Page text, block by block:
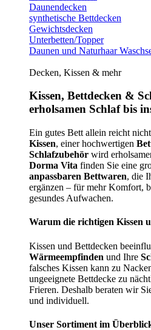
Daunendecken
synthetische Bettdecken
Gewichtsdecken
Unterbetten/Topper
Daunen und Naturhaar
Decken, Kissen & mehr
Kissen, Bettdecken &
erholsamen Schlaf bis
Ein gutes Bett allein reicht
Kissen, einer hochwertigen
Schlafzubehör wird
Dorma Vita finden Sie eine
anpassbaren Bettwaren, die
ergänzen – für mehr Komfort,
gesundes Aufwachen.
Warum die richtigen Kissen
Kissen und Bettdecken
Wärmeempfinden und Ihre
falsches Kissen kann zu
ungeeignete Bettdecke zu
Frieren. Deshalb beraten wir
und individuell.
Unser Sortiment im